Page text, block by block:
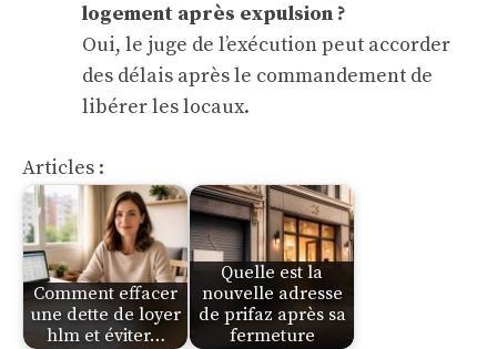
logement après expulsion ?
Oui, le juge de l’exécution peut accorder
des délais après le commandement de
libérer les locaux.
Articles :
Comment effacer
une dette de loyer
hlm et éviter…
Quelle est la
nouvelle adresse
de prifaz après sa
fermeture